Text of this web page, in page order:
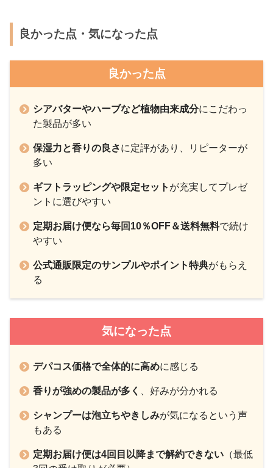
良かった点・気になった点
良かった点
シアバターやハーブなど植物由来成分にこだわっ
た製品が多い
保湿力と香りの良さに定評があり、リピーターが
多い
ギフトラッピングや限定セット が充実してプレゼ
ントに選びやすい
定期お届け便なら毎回10％OFF＆送料無料で続け
やすい
公式通販限定のサンプルやポイント特典がもらえ
る
気になった点
デパコス価格で全体的に高めに感じる
香りが強めの製品が多く 、好みが分かれる
シャンプーは泡立ちやきしみが気になるという声
もある
定期お届け便は4回目以降まで解約できない （最低